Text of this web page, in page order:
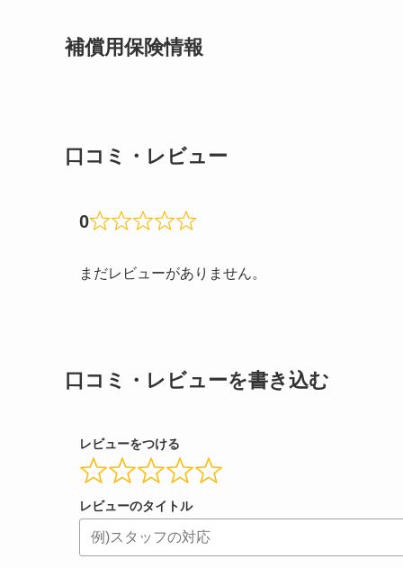
補償用保険情報
口コミ・レビュー
0
まだレビューがありません。
口コミ・レビューを書き込む
レビューをつける
レビューのタイトル